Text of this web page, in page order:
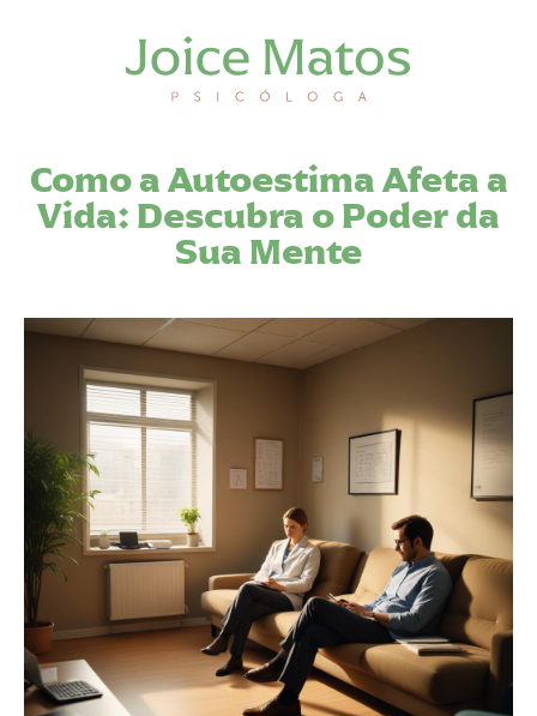
Como a Autoestima Afeta a
Vida: Descubra o Poder da
Sua Mente